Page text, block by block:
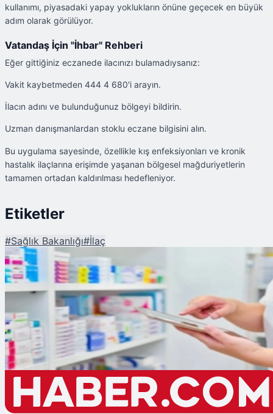
kullanımı, piyasadaki yapay yoklukların önüne geçecek en büyük
adım olarak görülüyor.
Vatandaş İçin "İhbar" Rehberi
Eğer gittiğiniz eczanede ilacınızı bulamadıysanız:
Vakit kaybetmeden 444 4 680'i arayın.
İlacın adını ve bulunduğunuz bölgeyi bildirin.
Uzman danışmanlardan stoklu eczane bilgisini alın.
Bu uygulama sayesinde, özellikle kış enfeksiyonları ve kronik
hastalık ilaçlarına erişimde yaşanan bölgesel mağduriyetlerin
tamamen ortadan kaldırılması hedefleniyor.
Etiketler
#Sağlık Bakanlığı#İlaç
Şu An Okunan
Eczanede Bulunamayan İlaçlar için Çağrı Merkezi Kuruldu